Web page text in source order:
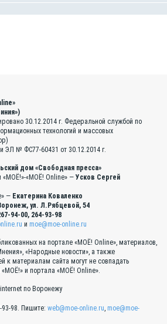
30.12.2014 г. Федеральной службой по
технологий и массовых
ЭЛ № ФС77-60431 от 30.12.2014 г.
дом «Свободная пресса»
«МОЁ!»-«МОЁ! Online» — Усков Сергей
— Екатерина Коваленко
ул. Л.Рябцевой, 54
94-00, 264-93-98
и moe@moe-online.ru
на портале «МОЁ! Online», материалов,
«Народные новости», а также
к материалам сайта могут не совпадать
и портала «МОЁ! Online».
по Воронежу
93-98. Пишите: web@moe-online.ru moe@moe-